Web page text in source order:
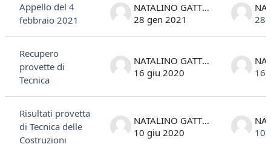
Appello del 4
febbraio 2021
NATALINO GATTESCO
28 gen 2021
28
Recupero
provette di
Tecnica
NATALINO GATTESCO
16 giu 2020
16
Risultati provetta
di Tecnica delle
Costruzioni
NATALINO GATTESCO
10 giu 2020
10